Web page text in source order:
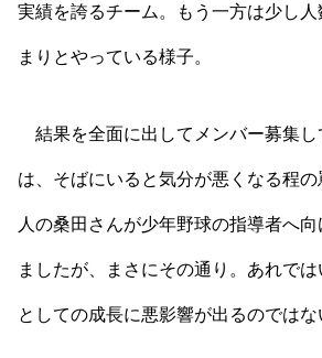
実績を誇るチーム。もう一方は少し
まりとやっている様子。
結果を全面に出してメンバー募集し
は、そばにいると気分が悪くなる程
人の桑田さんが少年野球の指導者へ
ましたが、まさにその通り。あれで
としての成長に悪影響が出るのではな